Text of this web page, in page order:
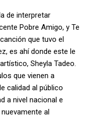
de interpretar
Pobre Amigo, y Te
que tuvo el
es ahí donde este le
Sheyla Tadeo.
que vienen a
calidad al público
a nivel nacional e
al